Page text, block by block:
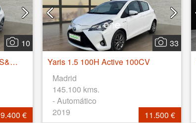
10
C3 BlueHDi 73KW (100CV) S&S FEEL
9.400 €
33
Yaris 1.5 100H Active 100CV
Madrid
145.100 kms.
- Automático
2019
11.500 €